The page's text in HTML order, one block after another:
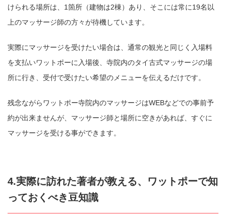
けられる場所は、1箇所（建物は2棟）あり、そこには常に19名以
上のマッサージ師の方々が待機しています。
実際にマッサージを受けたい場合は、通常の観光と同じく入場料
を支払いワットポーに入場後、寺院内のタイ古式マッサージの場
所に行き、受付で受けたい希望のメニューを伝えるだけです。
残念ながらワットポー寺院内のマッサージはWEBなどでの事前予
約が出来ませんが、マッサージ師と場所に空きがあれば、すぐに
マッサージを受ける事ができます。
4.実際に訪れた著者が教える、ワットポーで知
っておくべき豆知識